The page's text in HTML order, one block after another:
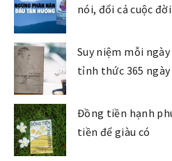
nói, đổi cả cuộc đời
Suy niệm mỗi
tỉnh thức 365 ngày
Đồng tiền hạnh
tiền để giàu có